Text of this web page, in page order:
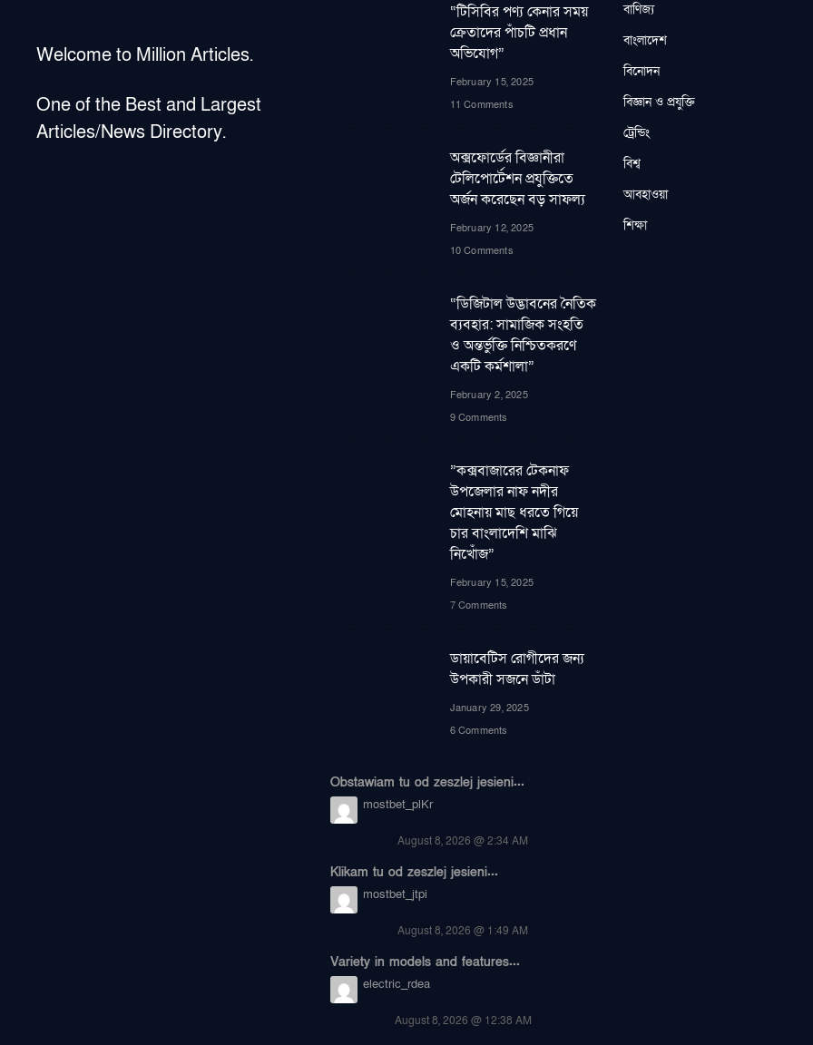
Welcome to Million Articles.
One of the Best and Largest
Articles/News Directory.
“টিসিবির পণ্য কেনার সময়
ক্রেতাদের পাঁচটি প্রধান
অভিযোগ”
February 15, 2025
11 Comments
অক্সফোর্ডের বিজ্ঞানীরা
টেলিপোর্টেশন প্রযুক্তিতে
অর্জন করেছেন বড় সাফল্য
February 12, 2025
10 Comments
“ডিজিটাল উদ্ভাবনের নৈতিক
ব্যবহার: সামাজিক সংহতি
ও অন্তর্ভুক্তি নিশ্চিতকরণে
একটি কর্মশালা”
February 2, 2025
9 Comments
”কক্সবাজারের টেকনাফ
উপজেলার নাফ নদীর
মোহনায় মাছ ধরতে গিয়ে
চার বাংলাদেশি মাঝি
নিখোঁজ”
February 15, 2025
7 Comments
ডায়াবেটিস রোগীদের জন্য
উপকারী সজনে ডাঁটা
January 29, 2025
6 Comments
Obstawiam tu od zeszlej jesieni...
mostbet_plKr
August 8, 2026 @ 2:34 AM
Klikam tu od zeszlej jesieni...
mostbet_jtpi
August 8, 2026 @ 1:49 AM
Variety in models and features...
electric_rdea
August 8, 2026 @ 12:38 AM
বাণিজ্য
বাংলাদেশ
বিনোদন
বিজ্ঞান ও প্রযুক্তি
ট্রেন্ডিং
বিশ্ব
আবহাওয়া
শিক্ষা